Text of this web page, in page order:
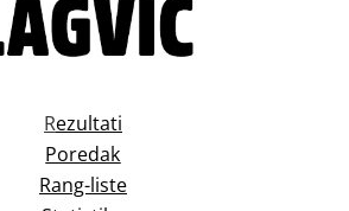
Rezultati
Poredak
Rang-liste